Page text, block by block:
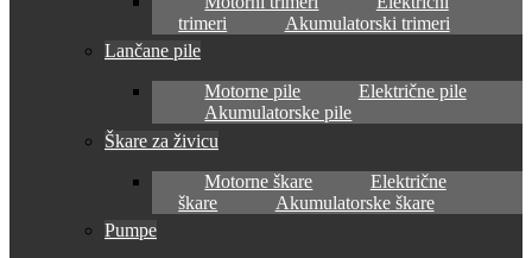
trimeri
Akumulatorski trimeri
Lančane pile
Motorne pile
Električne pile
Akumulatorske pile
Škare za živicu
Motorne škare
Električne
škare
Akumulatorske škare
Pumpe